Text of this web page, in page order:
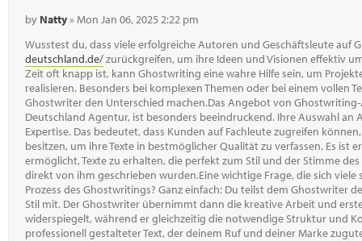
by Natty» Mon Jan 06, 2025 2:22 pm
Wusstest du, dass viele erfolgreiche Autoren und Geschäftsleute auf
deutschland.de/zurückgreifen, um ihre Ideen und Visionen effektiv
Zeit oft knapp ist, kann Ghostwriting eine wahre Hilfe sein, um
realisieren. Besonders bei komplexen Themen oder bei einem vollen
Ghostwriter den Unterschied machen.Das Angebot von
Deutschland Agentur, ist besonders beeindruckend. Ihre Auswahl
Expertise. Das bedeutet, dass Kunden auf Fachleute zugreifen
besitzen, um ihre Texte in bestmöglicher Qualität zu verfassen. Es ist
ermöglicht, Texte zu erhalten, die perfekt zum Stil und der Stimme
direkt von ihm geschrieben wurden.Eine wichtige Frage, die sich
Prozess des Ghostwritings? Ganz einfach: Du teilst dem Ghostwriter
Stil mit. Der Ghostwriter übernimmt dann die kreative Arbeit und
widerspiegelt, während er gleichzeitig die notwendige Struktur und
professionell gestalteter Text, der deinem Ruf und deiner Marke